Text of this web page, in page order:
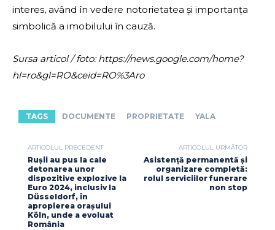
interes, având în vedere notorietatea și importanța
simbolică a imobilului în cauză.
Sursa articol / foto: https://news.google.com/home?
hl=ro&gl=RO&ceid=RO%3Aro
TAGS DOCUMENTE PROPRIETATE YALA
ARTICOLUL PRECEDENT
Rușii au pus la cale
detonarea unor
dispozitive explozive la
Euro 2024, inclusiv la
Düsseldorf, în
apropierea orașului
Köln, unde a evoluat
România
ARTICOLUL URMĂTOR
Asistență permanentă și
organizare completă:
rolul serviciilor funerare
non stop